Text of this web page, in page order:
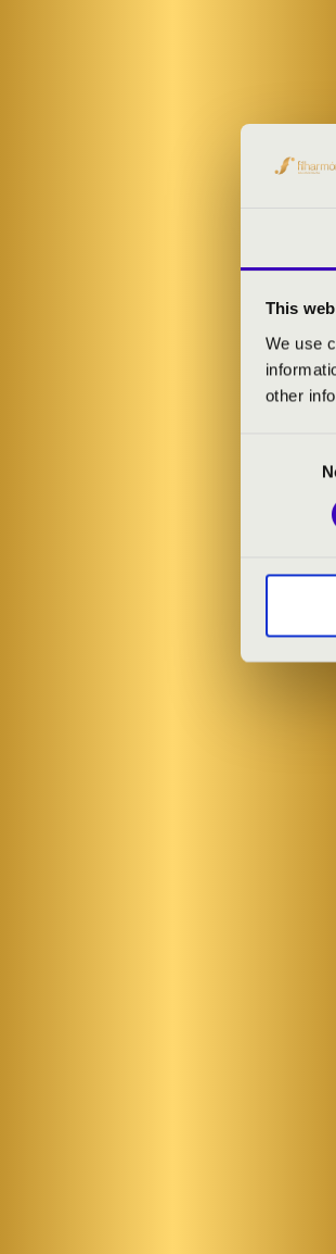
This
We use
other